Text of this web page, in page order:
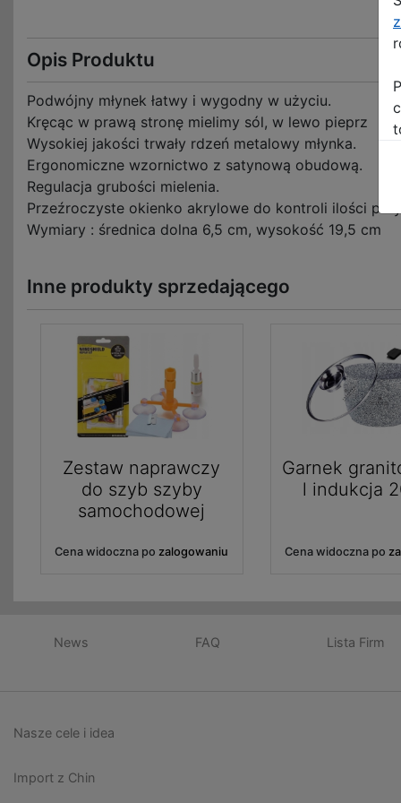
Opis Produktu
Podwójny młynek łatwy i wygodny w użyciu.
Kręcąc w prawą stronę mielimy sól, w lewo pieprz
Wysokiej jakości trwały rdzeń metalowy młynka.
Ergonomiczne wzornictwo z satynową obudową.
Regulacja grubości mielenia.
Przeźroczyste okienko akrylowe do kontroli ilości
Wymiary : średnica dolna 6,5 cm, wysokość 19,5 cm
Inne produkty sprzedającego
Zestaw naprawczy
do szyb szyby
samochodowej
Cena widoczna po zalogowaniu
Garnek
l indukcja
Cena widoczna po
News FAQ Lista Firm
Nasze cele i idea
Import z Chin